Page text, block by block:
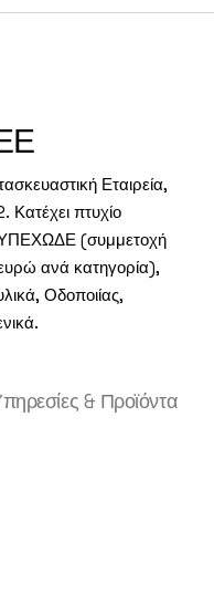
Εταιρεία,
Κατέχει πτυχίο
(συμμετοχή
ανά κατηγορία),
Οδοποιίας,
& Προϊόντα